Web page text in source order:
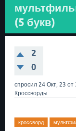
(5 букв)
2
0
спросил 24 Окт, 23 от
Кроссворды
кроссворд